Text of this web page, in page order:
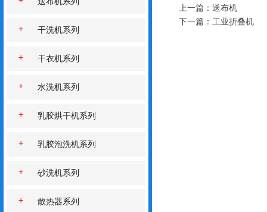
干洗机系列
干衣机系列
水洗机系列
乳胶烘干机系列
乳胶泡洗机系列
砂洗机系列
散热器系列
上一篇： 送布机
下一篇： 工业折叠机